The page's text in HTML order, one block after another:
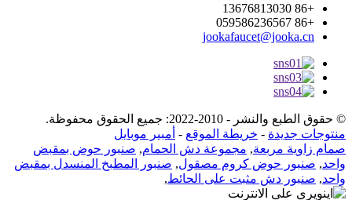
+86 13676813030
+86 059586236567
jookafaucet@jooka.cn
© حقوق الطبع والنشر - 2010-2022: جميع الحقوق محفوظة.
منتوجات جديدة - خريطة الموقع - أمبير موبايل
صمام زاوية مربعة, مجموعة دش الحمام, صنبور حوض بمقبض
واحد, صنبور حوض كروم مصقول, صنبور المطبخ المنسدل بمقبض
واحد, صنبور دش مثبت على الحائط,